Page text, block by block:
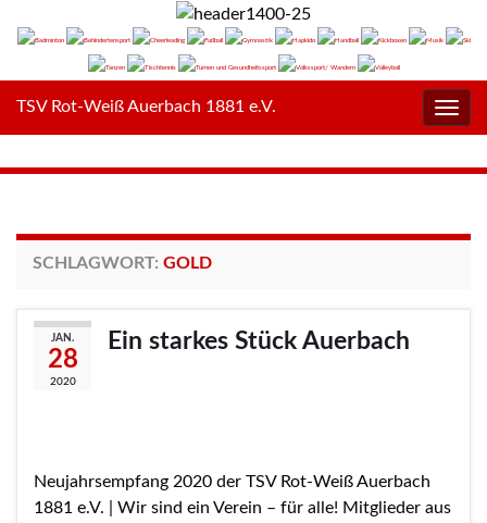
TSV Rot-Weiß Auerbach 1881 e.V.
SCHLAGWORT: GOLD
JAN.
28
2020
Ein starkes Stück Auerbach
Neujahrsempfang 2020 der TSV Rot-Weiß Auerbach
1881 e.V. | Wir sind ein Verein – für alle! Mitglieder aus